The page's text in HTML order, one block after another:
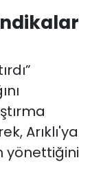
Arıklı'ya
yönettiğini